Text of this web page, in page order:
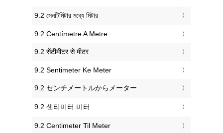
‎9.2 সেনটিমিটার মধ্যে মিটার
‎9.2 Centímetre A Metre
‎9.2 सेंटीमीटर से मीटर
‎9.2 Sentimeter Ke Meter
‎9.2 センチメートルからメーター
‎9.2 센티미터 미터
‎9.2 Centimeter Til Meter